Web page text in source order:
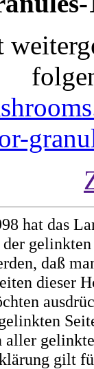
hat das
daß
dieser
gilt